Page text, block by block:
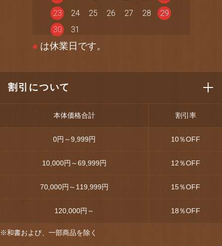
23
24 25 26 27 28
29
30
31
● は休業日です。
割引について
本体価格合計 割引率
0円～9,999円 10％OFF
10,000円～69,999円 12％OFF
70,000円～119,999円 15％OFF
120,000円～ 18％OFF
※和書および、一部商品を除く